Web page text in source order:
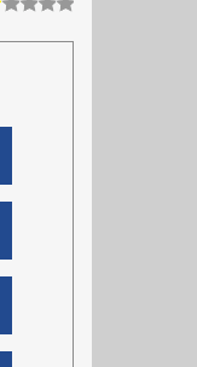
2 3 4 5